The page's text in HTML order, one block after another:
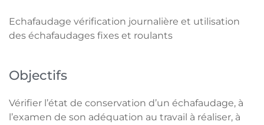
Echafaudage vérification journalière et utilisation
des échafaudages fixes et roulants
Objectifs
Vérifier l’état de conservation d’un échafaudage, à
l’examen de son adéquation au travail à réaliser, à